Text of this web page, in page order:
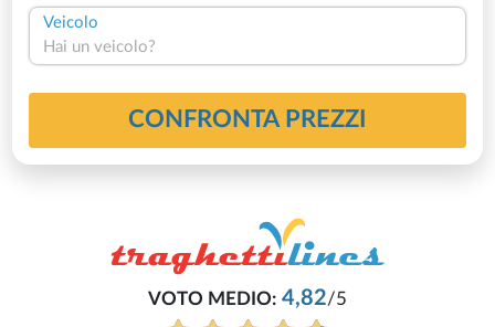
Veicolo
Hai un veicolo?
CONFRONTA PREZZI
VOTO MEDIO:4,82 /5